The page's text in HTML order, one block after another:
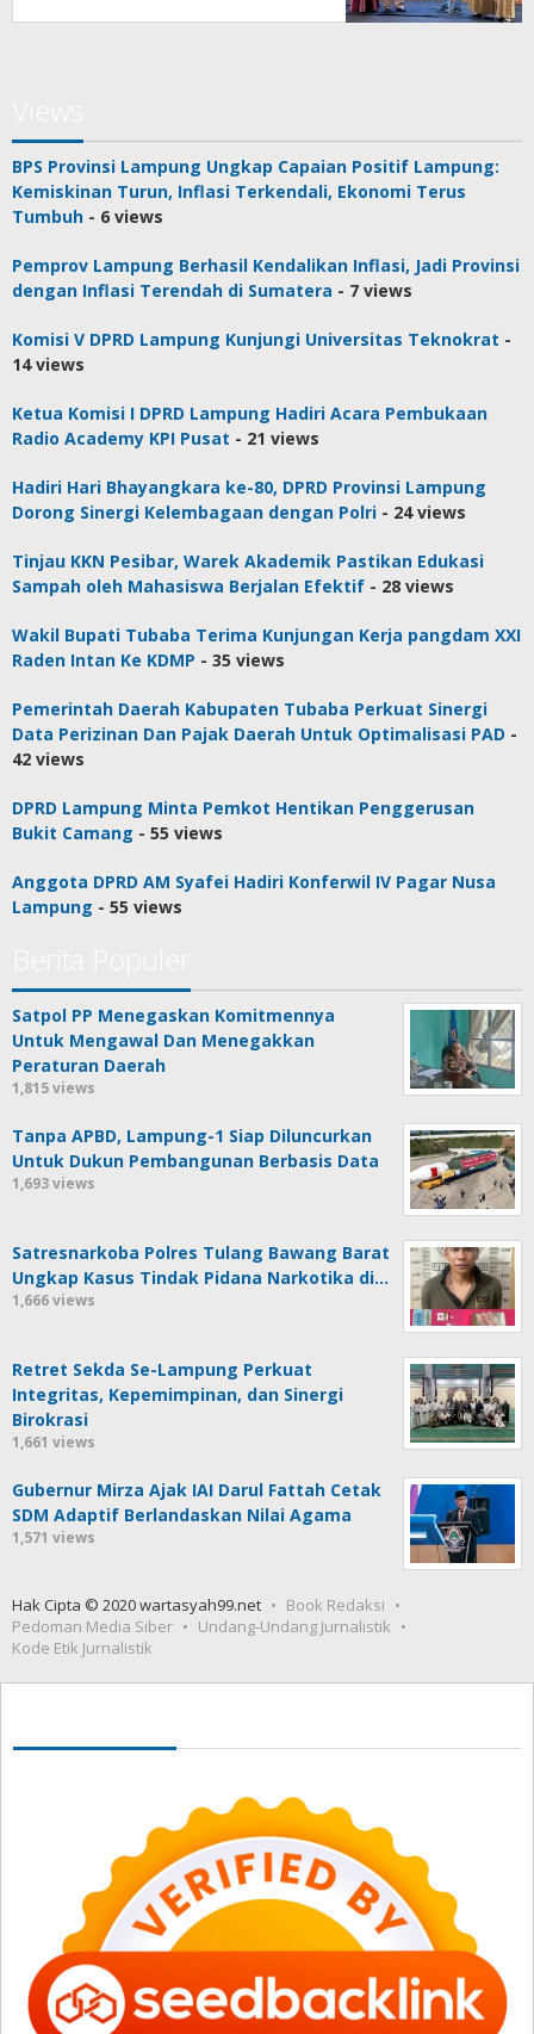
Asuransi Jiwa
BPS Provinsi Lampung Ungkap Capaian Positif Lampung:
Kemiskinan Turun, Inflasi Terkendali, Ekonomi Terus
Tumbuh - 6 views
Pemprov Lampung Berhasil Kendalikan Inflasi, Jadi Provinsi
dengan Inflasi Terendah di Sumatera - 7 views
Komisi V DPRD Lampung Kunjungi Universitas Teknokrat -
14 views
Ketua Komisi I DPRD Lampung Hadiri Acara Pembukaan
Radio Academy KPI Pusat - 21 views
Hadiri Hari Bhayangkara ke-80, DPRD Provinsi Lampung
Dorong Sinergi Kelembagaan dengan Polri - 24 views
Tinjau KKN Pesibar, Warek Akademik Pastikan Edukasi
Sampah oleh Mahasiswa Berjalan Efektif - 28 views
Wakil Bupati Tubaba Terima Kunjungan Kerja pangdam XXI
Raden Intan Ke KDMP - 35 views
Pemerintah Daerah Kabupaten Tubaba Perkuat Sinergi
Data Perizinan Dan Pajak Daerah Untuk Optimalisasi PAD -
42 views
DPRD Lampung Minta Pemkot Hentikan Penggerusan
Bukit Camang - 55 views
Anggota DPRD AM Syafei Hadiri Konferwil IV Pagar Nusa
Lampung - 55 views
Satpol PP Menegaskan Komitmennya
Untuk Mengawal Dan Menegakkan
Peraturan Daerah
1,815 views
Tanpa APBD, Lampung-1 Siap Diluncurkan
Untuk Dukun Pembangunan Berbasis Data
1,693 views
Satresnarkoba Polres Tulang Bawang Barat
Ungkap Kasus Tindak Pidana Narkotika di…
1,666 views
Retret Sekda Se-Lampung Perkuat
Integritas, Kepemimpinan, dan Sinergi
Birokrasi
1,661 views
Gubernur Mirza Ajak IAI Darul Fattah Cetak
SDM Adaptif Berlandaskan Nilai Agama
1,571 views
Hak Cipta © 2020 wartasyah99.net
Book Redaksi
Pedoman Media Siber
Undang-Undang Jurnalistik
Kode Etik Jurnalistik